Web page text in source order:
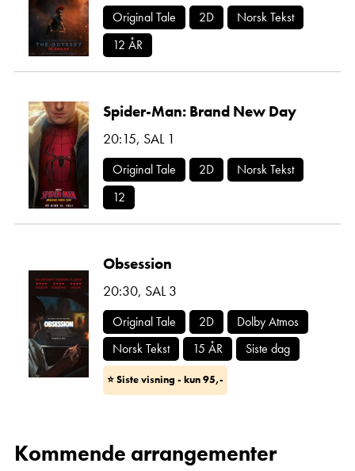
Original Tale 2D
Norsk Tekst
12 ÅR
Spider-Man: Brand New Day
20:15, SAL 1
Original Tale 2D
Norsk Tekst
12
Obsession
20:30, SAL 3
Original Tale 2D
Dolby Atmos
Norsk Tekst
15 ÅR Siste dag
⭐Siste visning - kun 95,-
Kommende arrangementer